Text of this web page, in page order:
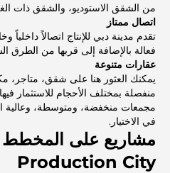
من الشقق الاستوديو، والشقق ذات الغرف 1 و 2 و 3 في هذه
اتصال ممتاز
تقدم مدينة دبي للإنتاج اتصالاً داخلياً
فعالة بالإضافة إلى قربها من الطرق
عقارات متنوعة
يمكنك العثور هنا على شقق، متاجر،
منفصلة بمختلف الأحجام للاستثمار
مجمعات منخفضة، ومتوسطة، وعالية
في الاختيار.
Production City